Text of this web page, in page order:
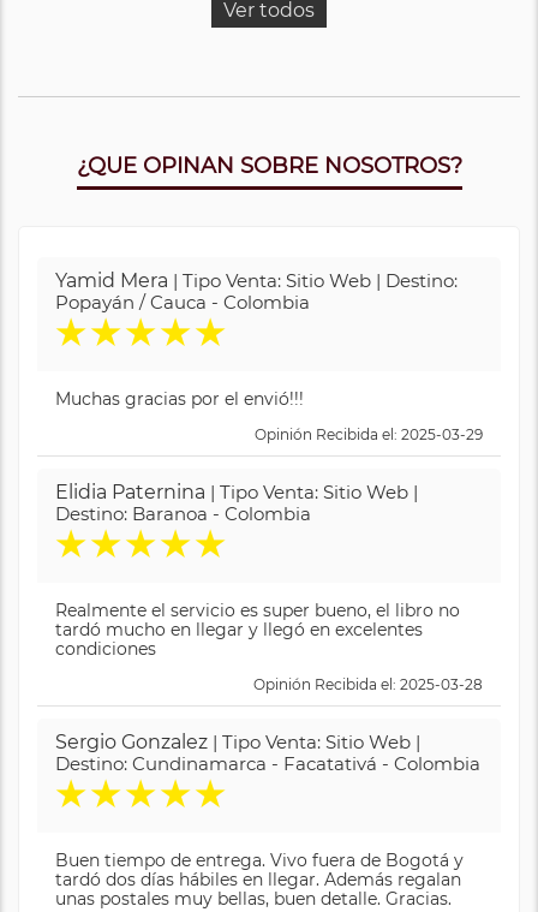
Ver todos
¿QUE OPINAN SOBRE NOSOTROS?
Yamid Mera | Tipo Venta: Sitio Web | Destino:
Popayán / Cauca - Colombia
★★★★★
Muchas gracias por el envió!!!
Opinión Recibida el: 2025-03-29
Elidia Paternina | Tipo Venta: Sitio Web |
Destino: Baranoa - Colombia
★★★★★
Realmente el servicio es super bueno, el libro no
tardó mucho en llegar y llegó en excelentes
condiciones
Opinión Recibida el: 2025-03-28
Sergio Gonzalez | Tipo Venta: Sitio Web |
Destino: Cundinamarca - Facatativá - Colombia
★★★★★
Buen tiempo de entrega. Vivo fuera de Bogotá y
tardó dos días hábiles en llegar. Además regalan
unas postales muy bellas, buen detalle. Gracias.